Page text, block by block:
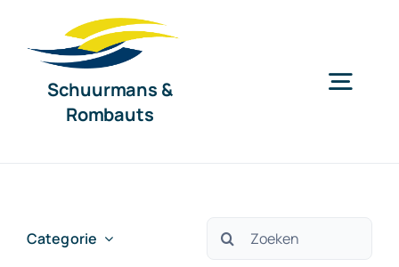
naar
Schuurmans &
Rombauts
Categorie
Zoeken